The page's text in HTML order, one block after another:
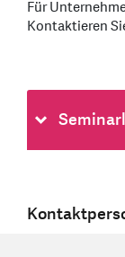
Für
Kontaktieren